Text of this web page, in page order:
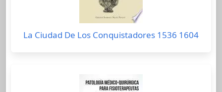
La Ciudad De Los Conquistadores 1536 1604